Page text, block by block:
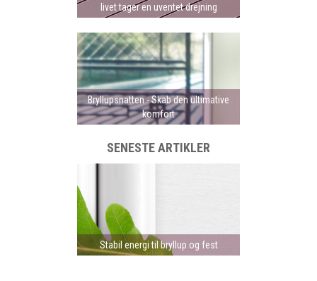
livet tager en uventet drejning
Bryllupsnatten - Skab den ultimative
komfort
SENESTE ARTIKLER
Stabil energi til bryllup og fest